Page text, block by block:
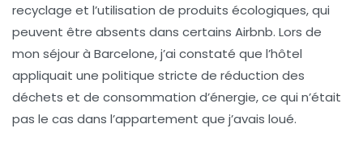
recyclage et l’utilisation de produits écologiques, qui
peuvent être absents dans certains Airbnb. Lors de
mon séjour à Barcelone, j’ai constaté que l’hôtel
appliquait une politique stricte de réduction des
déchets et de consommation d’énergie, ce qui n’était
pas le cas dans l’appartement que j’avais loué.